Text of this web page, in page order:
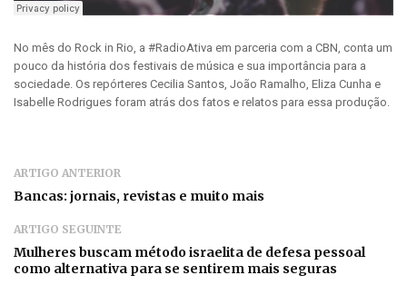
No mês do Rock in Rio, a #RadioAtiva em parceria com a CBN, conta um
pouco da história dos festivais de música e sua importância para a
sociedade. Os repórteres Cecilia Santos, João Ramalho, Eliza Cunha e
Isabelle Rodrigues foram atrás dos fatos e relatos para essa produção.
ARTIGO ANTERIOR
Bancas: jornais, revistas e muito mais
ARTIGO SEGUINTE
Mulheres buscam método israelita de defesa pessoal
como alternativa para se sentirem mais seguras